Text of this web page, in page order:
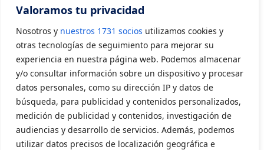
Valoramos tu privacidad
Nosotros y nuestros 1731 socios utilizamos cookies y
otras tecnologías de seguimiento para mejorar su
experiencia en nuestra página web. Podemos almacenar
y/o consultar información sobre un dispositivo y procesar
datos personales, como su dirección IP y datos de
búsqueda, para publicidad y contenidos personalizados,
medición de publicidad y contenidos, investigación de
audiencias y desarrollo de servicios. Además, podemos
utilizar datos precisos de localización geográfica e
Asociarse a AVIA
CONTACTO
Contacto
LEGAL
Aviso Legal